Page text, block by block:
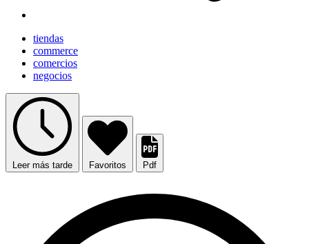
tiendas
commerce
comercios
negocios
Leer más tarde Favoritos Pdf